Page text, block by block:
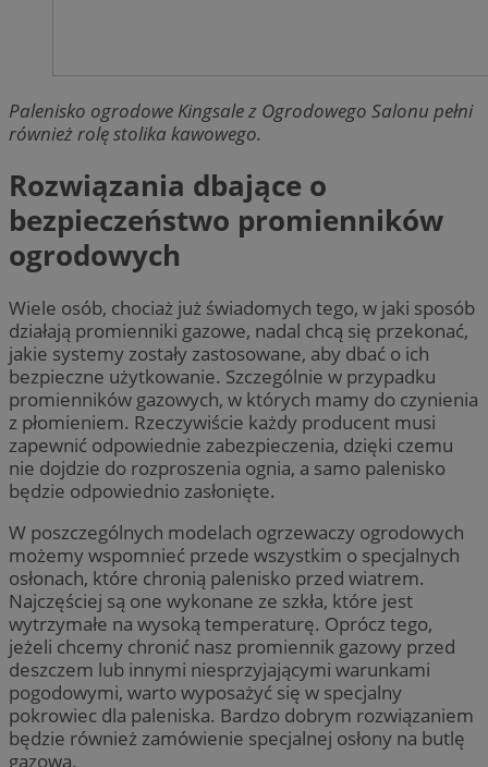
Palenisko ogrodowe Kingsale z Ogrodowego Salonu pełni
również rolę stolika kawowego.
Rozwiązania dbające o
bezpieczeństwo promienników
ogrodowych
Wiele osób, chociaż już świadomych tego, w jaki sposób
działają promienniki gazowe, nadal chcą się przekonać,
jakie systemy zostały zastosowane, aby dbać o ich
bezpieczne użytkowanie. Szczególnie w przypadku
promienników gazowych, w których mamy do czynienia
z płomieniem. Rzeczywiście każdy producent musi
zapewnić odpowiednie zabezpieczenia, dzięki czemu
nie dojdzie do rozproszenia ognia, a samo palenisko
będzie odpowiednio zasłonięte.
W poszczególnych modelach ogrzewaczy ogrodowych
możemy wspomnieć przede wszystkim o specjalnych
osłonach, które chronią palenisko przed wiatrem.
Najczęściej są one wykonane ze szkła, które jest
wytrzymałe na wysoką temperaturę. Oprócz tego,
jeżeli chcemy chronić nasz promiennik gazowy przed
deszczem lub innymi niesprzyjającymi warunkami
pogodowymi, warto wyposażyć się w specjalny
pokrowiec dla paleniska. Bardzo dobrym rozwiązaniem
będzie również zamówienie specjalnej osłony na butlę
gazową.